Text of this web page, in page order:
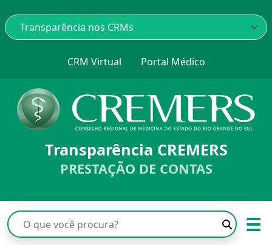
CRM Virtual Portal Médico
Transparência CREMERS
PRESTAÇÃO DE CONTAS
☰